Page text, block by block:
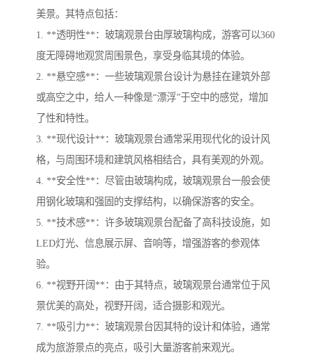
美景。其特点包括：
1. **透明性**：玻璃观景台由厚玻璃构成，游客可以360
度无障碍地观赏周围景色，享受身临其境的体验。
2. **悬空感**：一些玻璃观景台设计为悬挂在建筑外部
或高空之中，给人一种像是“漂浮”于空中的感觉，增加
了性和特性。
3. **现代设计**：玻璃观景台通常采用现代化的设计风
格，与周围环境和建筑风格相结合，具有美观的外观。
4. **安全性**：尽管由玻璃构成，玻璃观景台一般会使
用钢化玻璃和强固的支撑结构，以确保游客的安全。
5. **技术感**：许多玻璃观景台配备了高科技设施，如
LED灯光、信息展示屏、音响等，增强游客的参观体
验。
6. **视野开阔**：由于其特点，玻璃观景台通常位于风
景优美的高处，视野开阔，适合摄影和观光。
7. **吸引力**：玻璃观景台因其特的设计和体验，通常
成为旅游景点的亮点，吸引大量游客前来观光。